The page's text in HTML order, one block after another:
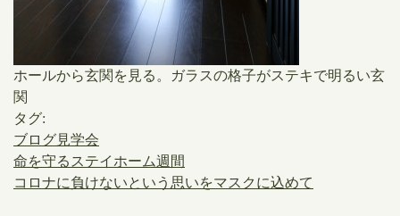
ホールから玄関を見る。ガラスの格子がステキで明るい玄
関
タグ:
ブログ見学会
命を守るステイホーム週間
コロナに負けないという思いをマスクに込めて